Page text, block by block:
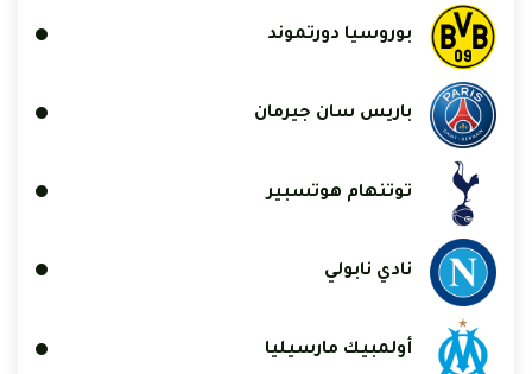
بوروسيا دورتموند
باريس سان جيرمان
توتنهام هوتسبير
نادي نابولي
أولمبيك مارسيليا